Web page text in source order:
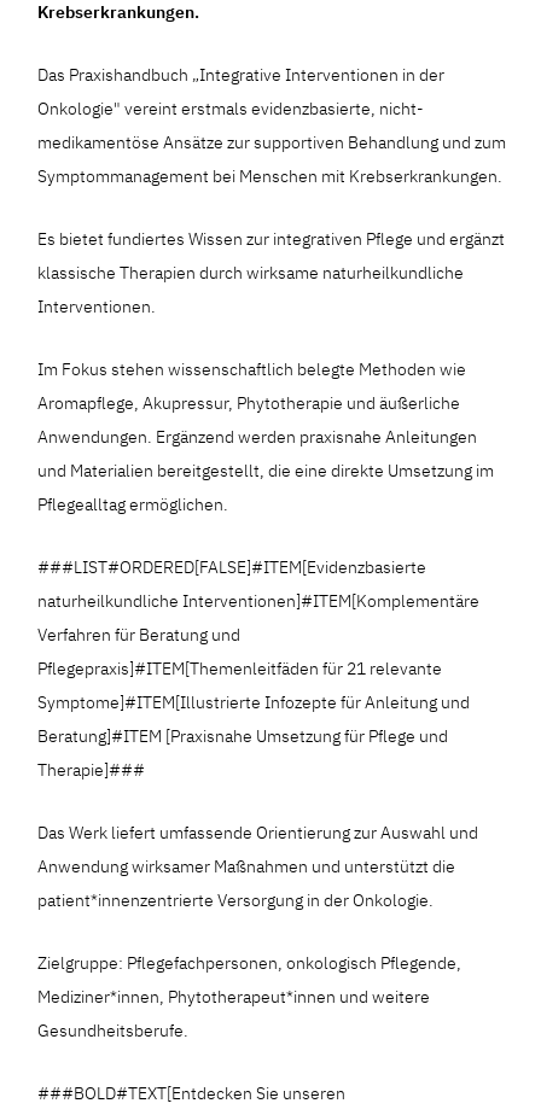
Krebserkrankungen.
Das Praxishandbuch „Integrative Interventionen in der
Onkologie" vereint erstmals evidenzbasierte, nicht-
medikamentöse Ansätze zur supportiven Behandlung und zum
Symptommanagement bei Menschen mit Krebserkrankungen.
Es bietet fundiertes Wissen zur integrativen Pflege und ergänzt
klassische Therapien durch wirksame naturheilkundliche
Interventionen.
Im Fokus stehen wissenschaftlich belegte Methoden wie
Aromapflege, Akupressur, Phytotherapie und äußerliche
Anwendungen. Ergänzend werden praxisnahe Anleitungen
und Materialien bereitgestellt, die eine direkte Umsetzung im
Pflegealltag ermöglichen.
###LIST#ORDERED[FALSE]#ITEM[Evidenzbasierte
naturheilkundliche Interventionen]#ITEM[Komplementäre
Verfahren für Beratung und
Pflegepraxis]#ITEM[Themenleitfäden für 21 relevante
Symptome]#ITEM[Illustrierte Infozepte für Anleitung und
Beratung]#ITEM [Praxisnahe Umsetzung für Pflege und
Therapie]###
Das Werk liefert umfassende Orientierung zur Auswahl und
Anwendung wirksamer Maßnahmen und unterstützt die
patient*innenzentrierte Versorgung in der Onkologie.
Zielgruppe: Pflegefachpersonen, onkologisch Pflegende,
Mediziner*innen, Phytotherapeut*innen und weitere
Gesundheitsberufe.
###BOLD#TEXT[Entdecken Sie unseren